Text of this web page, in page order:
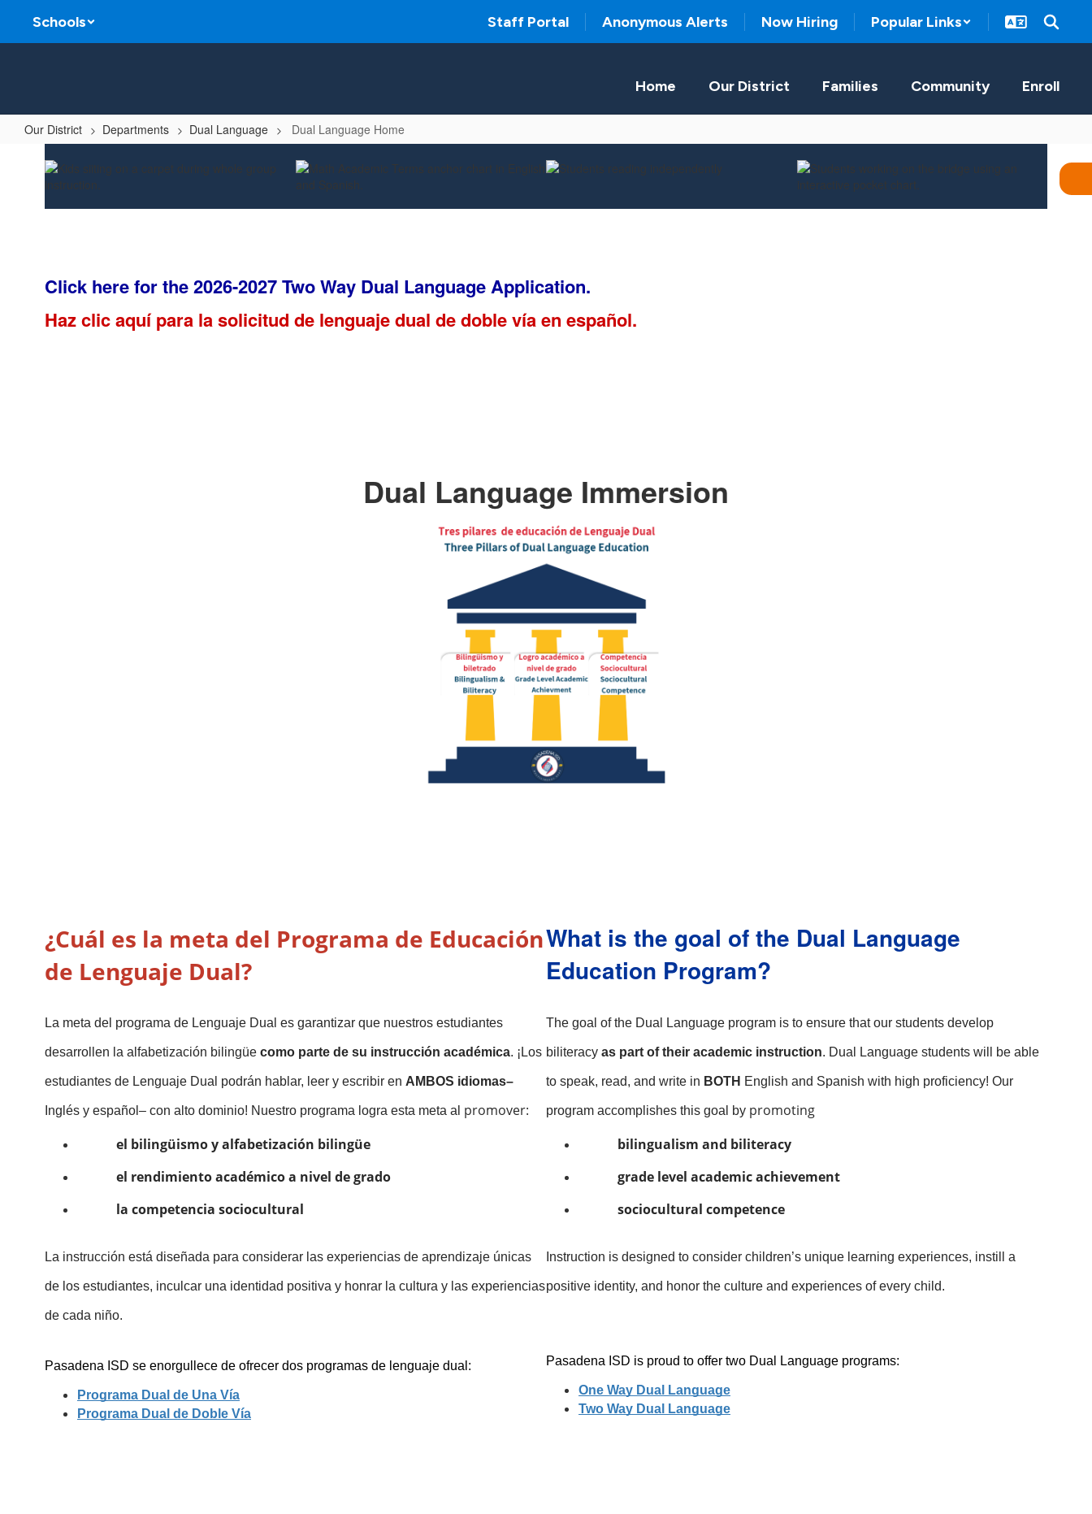
main
Schools Staff Portal Anonymous Alerts Now Hiring Popular Links
Home Our District Families Community Enroll
Our District Departments Dual Language Dual Language Home
Dual
Language
Home
Click here for the 2026-2027 Two Way Dual Language Application.
Haz clic aquí para la solicitud de lenguaje dual de doble vía en español.
Dual Language Immersion
¿Cuál es la meta del Programa de Educación
de Lenguaje Dual?
La meta del programa de Lenguaje Dual es garantizar que nuestros estudiantes
desarrollen la alfabetización bilingüe como parte de su instrucción académica. ¡Los
estudiantes de Lenguaje Dual podrán hablar, leer y escribir en AMBOS idiomas–
Inglés y español– con alto dominio! Nuestro programa logra esta meta al promover:
el bilingüismo y alfabetización bilingüe
el rendimiento académico a nivel de grado
la competencia sociocultural
La instrucción está diseñada para considerar las experiencias de aprendizaje únicas
de los estudiantes, inculcar una identidad positiva y honrar la cultura y las experiencias
de cada niño.
Pasadena ISD se enorgullece de ofrecer dos programas de lenguaje dual:
Programa Dual de Una Vía
Programa Dual de Doble Vía
What is the goal of the Dual Language
Education Program?
The goal of the Dual Language program is to ensure that our students develop
biliteracy as part of their academic instruction. Dual Language students will be able
to speak, read, and write in BOTH English and Spanish with high proficiency! Our
program accomplishes this goal by promoting
bilingualism and biliteracy
grade level academic achievement
sociocultural competence
Instruction is designed to consider children’s unique learning experiences, instill a
positive identity, and honor the culture and experiences of every child.
Pasadena ISD is proud to offer two Dual Language programs:
One Way Dual Language
Two Way Dual Language